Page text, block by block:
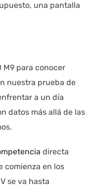
una pantalla
M9 para conocer
nuestra prueba de
a un día
datos más allá de las
directa
comienza en los
se va hasta